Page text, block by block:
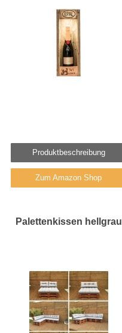
Produktbeschreibung
Zum Amazon Shop
Palettenkissen hellgrau